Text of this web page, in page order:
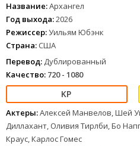
Название:Архангел
Год выхода:2026
Режиссер:Уильям Юбэнк
Страна: США
Перевод: Дублированный
Качество: 720 - 1080
Актеры:Алексей Манвелов, Шей
Диллахант, Оливия Тирлби, Бо
Краус, Карлос Гомес